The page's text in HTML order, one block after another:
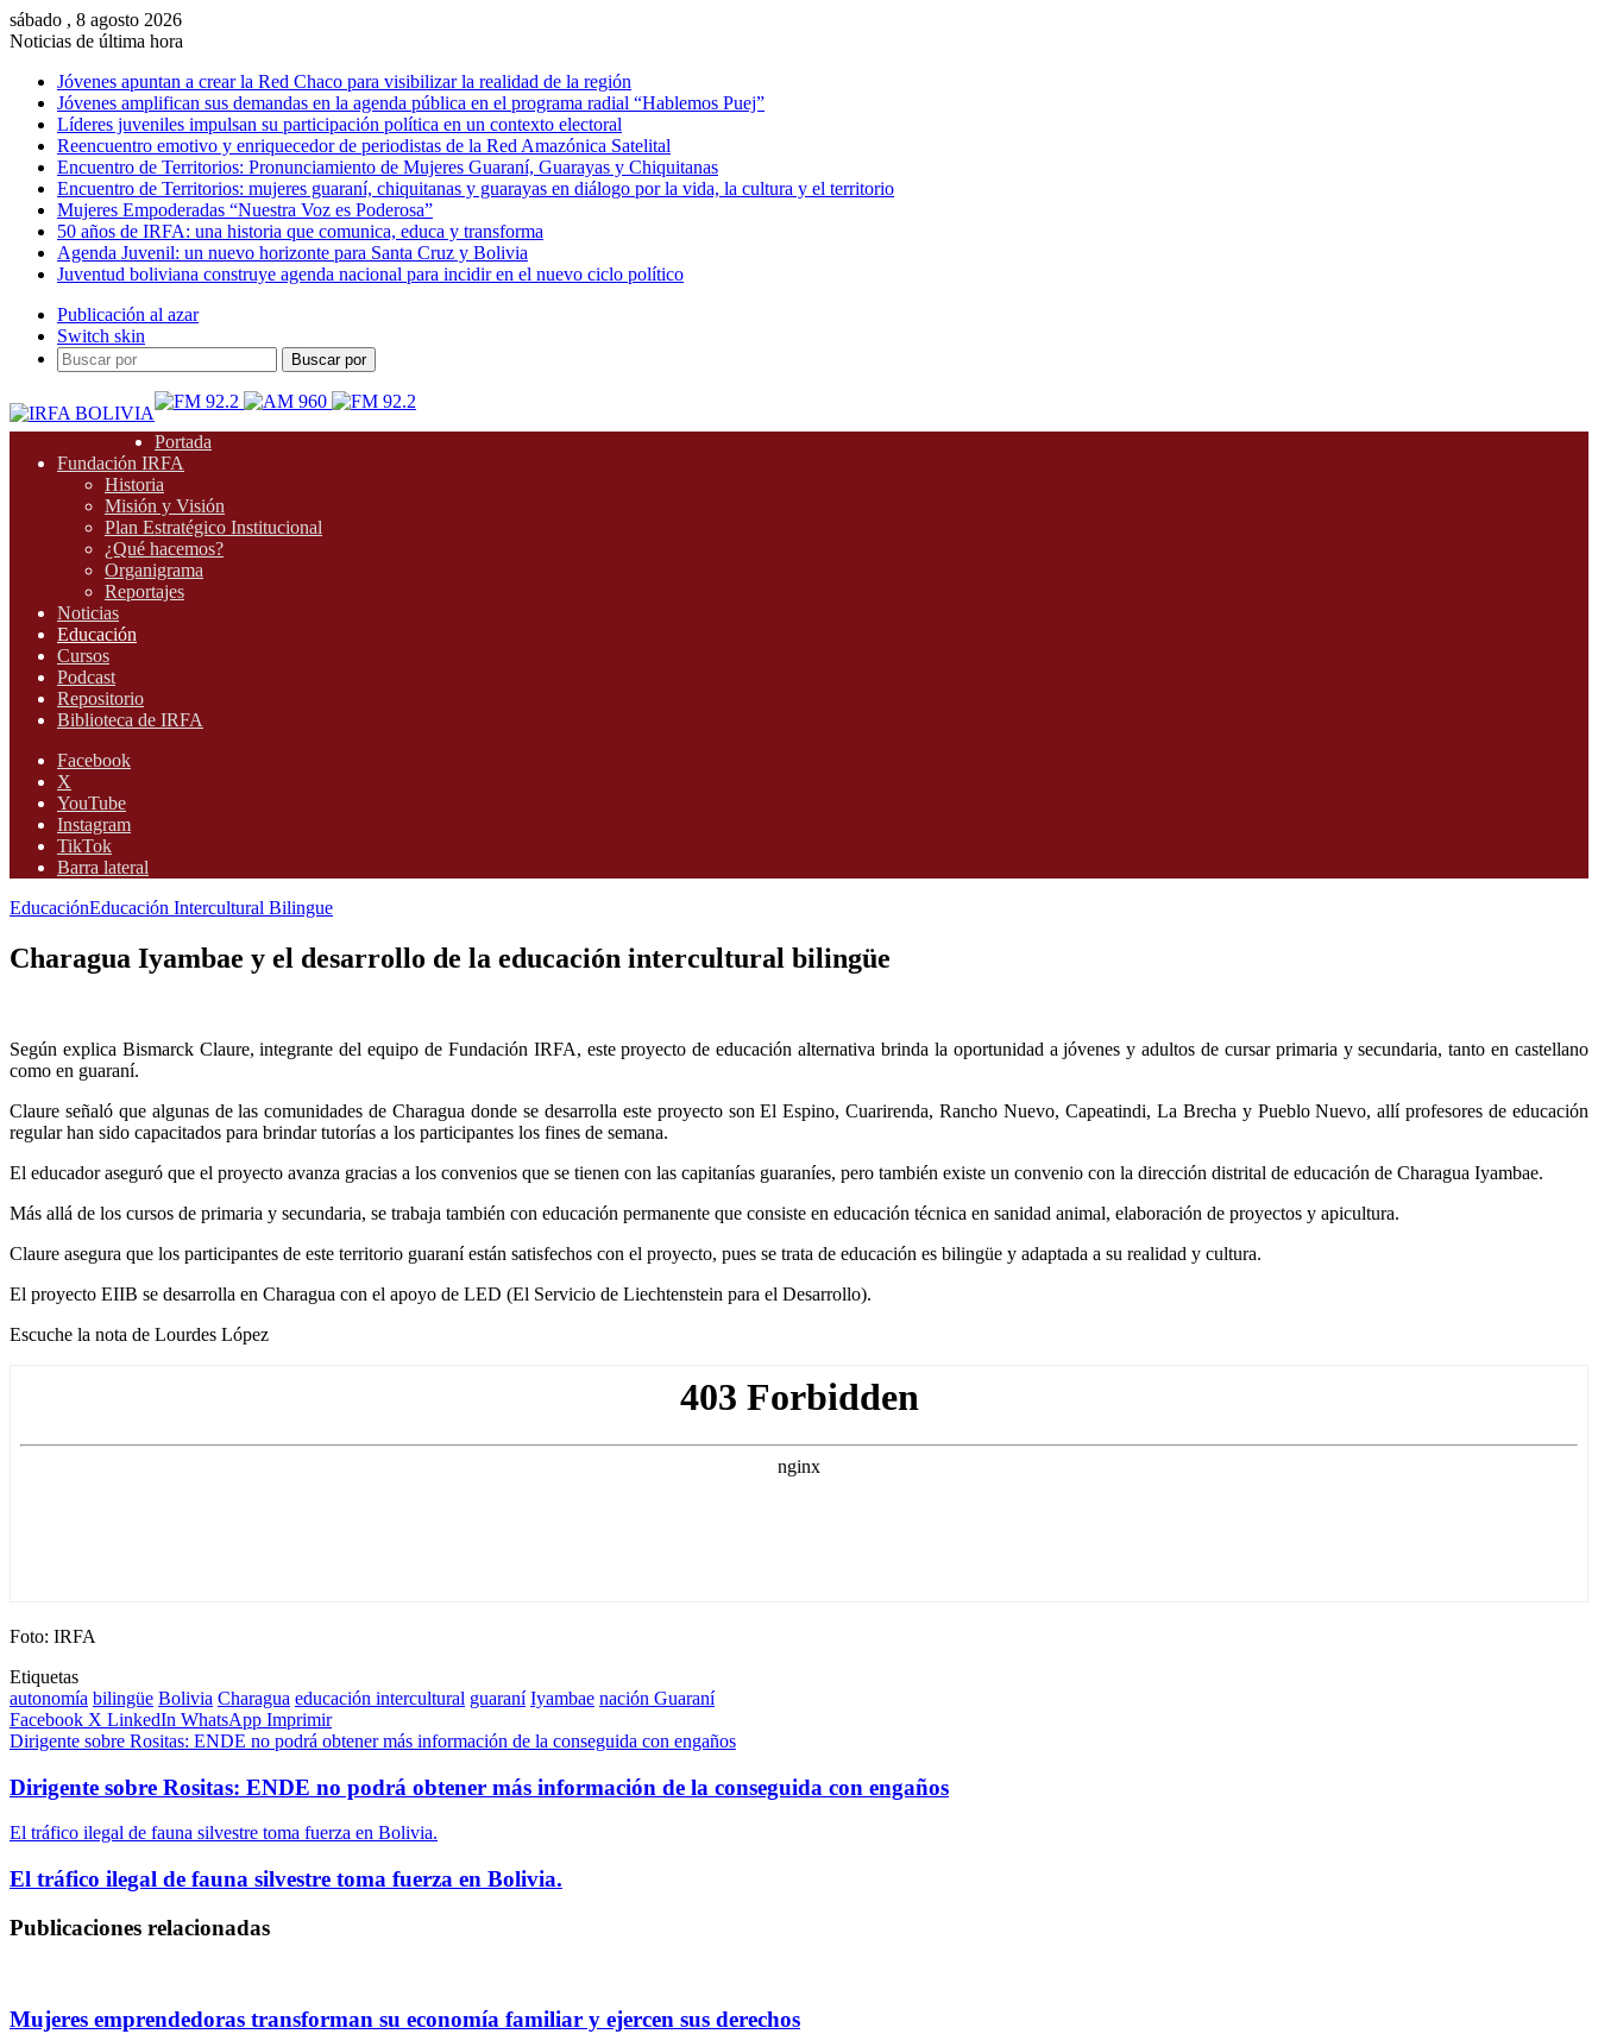
sábado , 8 agosto 2026
Noticias de última hora
Jóvenes apuntan a crear la Red Chaco para visibilizar la realidad de la región
Jóvenes amplifican sus demandas en la agenda pública en el programa radial “Hablemos Puej”
Líderes juveniles impulsan su participación política en un contexto electoral
Reencuentro emotivo y enriquecedor de periodistas de la Red Amazónica Satelital
Encuentro de Territorios: Pronunciamiento de Mujeres Guaraní, Guarayas y Chiquitanas
Encuentro de Territorios: mujeres guaraní, chiquitanas y guarayas en diálogo por la vida, la cultura y el territorio
Mujeres Empoderadas “Nuestra Voz es Poderosa”
50 años de IRFA: una historia que comunica, educa y transforma
Agenda Juvenil: un nuevo horizonte para Santa Cruz y Bolivia
Juventud boliviana construye agenda nacional para incidir en el nuevo ciclo político
Publicación al azar
Switch skin
Buscar por
Portada
Fundación IRFA
Historia
Misión y Visión
Plan Estratégico Institucional
¿Qué hacemos?
Organigrama
Reportajes
Noticias
Educación
Cursos
Podcast
Repositorio
Biblioteca de IRFA
Facebook
X
YouTube
Instagram
TikTok
Barra lateral
EducaciónEducación Intercultural Bilingue
Charagua Iyambae y el desarrollo de la educación intercultural bilingüe
Según explica Bismarck Claure, integrante del equipo de Fundación IRFA, este proyecto de educación alternativa brinda la oportunidad a jóvenes y adultos de cursar primaria y secundaria, tanto en castellano
como en guaraní.
Claure señaló que algunas de las comunidades de Charagua donde se desarrolla este proyecto son El Espino, Cuarirenda, Rancho Nuevo, Capeatindi, La Brecha y Pueblo Nuevo, allí profesores de educación
regular han sido capacitados para brindar tutorías a los participantes los fines de semana.
El educador aseguró que el proyecto avanza gracias a los convenios que se tienen con las capitanías guaraníes, pero también existe un convenio con la dirección distrital de educación de Charagua Iyambae.
Más allá de los cursos de primaria y secundaria, se trabaja también con educación permanente que consiste en educación técnica en sanidad animal, elaboración de proyectos y apicultura.
Claure asegura que los participantes de este territorio guaraní están satisfechos con el proyecto, pues se trata de educación es bilingüe y adaptada a su realidad y cultura.
El proyecto EIIB se desarrolla en Charagua con el apoyo de LED (El Servicio de Liechtenstein para el Desarrollo).
Escuche la nota de Lourdes López
Foto: IRFA
Etiquetas
autonomía bilingüe Bolivia Charagua educación intercultural guaraní Iyambae nación Guaraní
Facebook X LinkedIn WhatsApp Imprimir
Dirigente sobre Rositas: ENDE no podrá obtener más información de la conseguida con engaños
Dirigente sobre Rositas: ENDE no podrá obtener más información de la conseguida con engaños
El tráfico ilegal de fauna silvestre toma fuerza en Bolivia.
El tráfico ilegal de fauna silvestre toma fuerza en Bolivia.
Publicaciones relacionadas
Mujeres emprendedoras transforman su economía familiar y ejercen sus derechos